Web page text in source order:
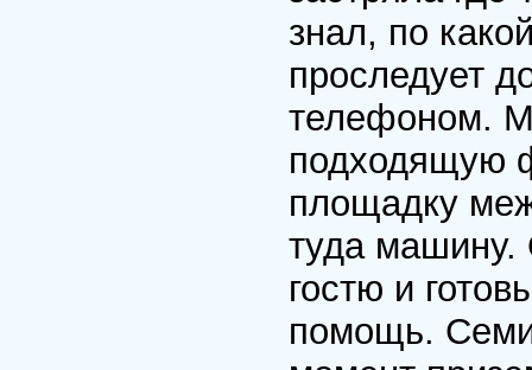
знал, по
проследует
телефоном.
подходящую
площадку
туда
гостю и
помощь.